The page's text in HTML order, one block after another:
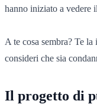
hanno iniziato a vedere
A te cosa sembra? Te
consideri che sia
Il progetto di